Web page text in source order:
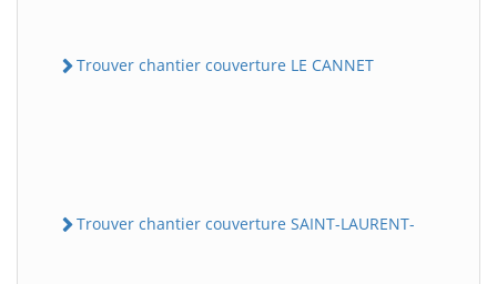
Trouver chantier couverture LE CANNET
Trouver chantier couverture SAINT-LAURENT-